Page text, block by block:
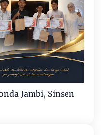
Jambi, Sinsen